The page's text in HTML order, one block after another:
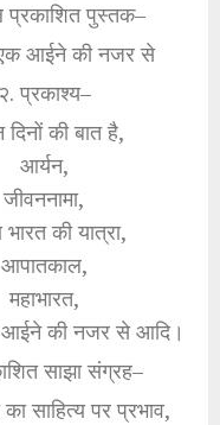
पुस्तक–
एक आईने की नजर से
२. प्रकाश्य–
की बात है,
आर्यन,
जीवननामा,
भारत की यात्रा,
आपातकाल,
महाभारत,
की नजर से आदि।
साझा संग्रह–
साहित्य पर प्रभाव,